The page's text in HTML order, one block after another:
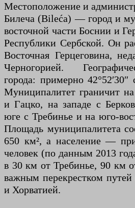
Местоположение и
Билеча (Bileća) — город и
восточной части Боснии и
Республики Сербской. Он
Восточная Герцеговина,
Черногорией.
города: примерно 42°52′30″
Муниципалитет граничит
и Гацко, на западе с
юге с Требинье и на юго-
Площадь муниципалитета
650 км², а население —
человек (по данным 2013
в 30 км от Требинье, 90 км
важным перекрестком
и Хорватией.